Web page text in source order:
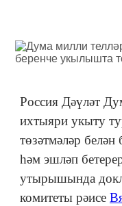
Россия Дәүләт
ихтыяри укыту
төзәтмәләр
һәм эшләп
утырышында
комитеты рәисе